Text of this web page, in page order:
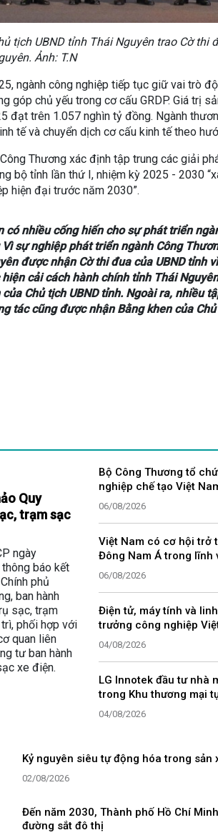
tịch UBND tỉnh Thái Nguyên trao Cờ thi
Ảnh: T.N
ngành công nghiệp tiếp tục giữ vai trò
góp chủ yếu trong cơ cấu GRDP. Giá trị
đạt trên 1.057 nghìn tỷ đồng. Ngành
tế và chuyển dịch cơ cấu kinh tế theo
Thương xác định tập trung các giải
bộ tỉnh lần thứ I, nhiệm kỳ 2025 - 2030
hiện đại trước năm 2030”.
có nhiều cống hiến cho sự phát triển
sự nghiệp phát triển ngành Công
được nhận Cờ thi đua của UBND tỉnh
cải cách hành chính tỉnh Thái
Chủ tịch UBND tỉnh. Ngoài ra, nhiều
tác cũng được nhận Bằng khen của Chủ
Quy
trạm sạc
ngày
báo kết
phủ
ban hành
sạc, trạm
phối hợp với
quan liên
tư ban hành
xe điện.
Bộ Công Thương tổ
nghiệp chế tạo Việt
06/08/2026
Việt Nam có cơ hội trở
Đông Nam Á trong lĩnh
06/08/2026
Điện tử, máy tính và
trưởng công nghiệp
04/08/2026
LG Innotek đầu tư nhà
trong Khu thương mại
04/08/2026
Kỷ nguyên siêu tự động hóa trong sản
02/08/2026
Đến năm 2030, Thành phố Hồ Chí
đường sắt đô thị